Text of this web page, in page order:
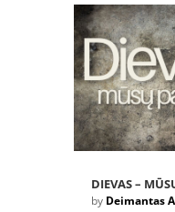
DIEVAS –
by Deimantas